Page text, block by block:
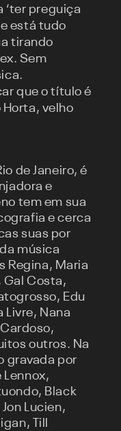
‘ter preguiça
está tudo
tirando
Sem
que o título é
Horta, velho
de Janeiro, é
e
tem em sua
e cerca
suas por
música
Regina, Maria
Gal Costa,
Edu
Livre, Nana
outros. Na
gravada por
Lennox,
Black
Lucien,
Till